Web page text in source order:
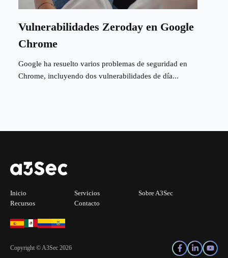
Vulnerabilidades Zeroday en Google
Chrome
Google ha resuelto varios problemas de seguridad en
Chrome, incluyendo dos vulnerabilidades de día...
Inicio Servicios
Sobre A3Sec
Recursos
Contacto
Copyright © A3Sec 2026